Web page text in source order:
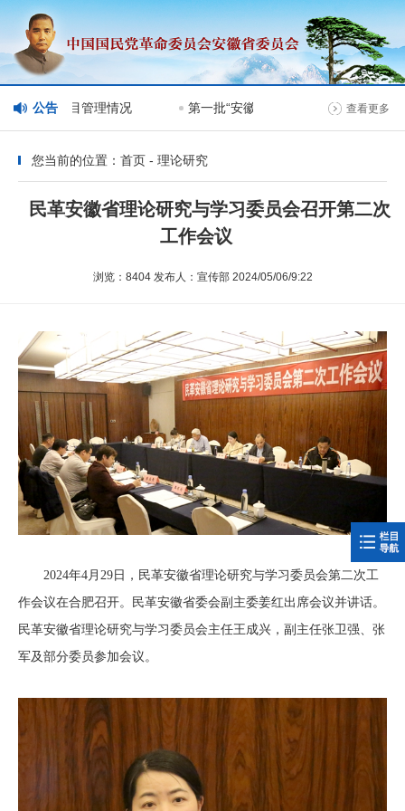
公告
网站分栏目管理情况 第一批“安徽民革榜样人物”人选公示 查看更多
您当前的位置：首页 - 理论研究
民革安徽省理论研究与学习委员会召开第二次
工作会议
浏览：8404 发布人：宣传部 2024/05/06/9:22
2024年4月29日，民革安徽省理论研究与学习委员会第二次工
作会议在合肥召开。民革安徽省委会副主委姜红出席会议并讲话。
民革安徽省理论研究与学习委员会主任王成兴，副主任张卫强、张
军及部分委员参加会议。